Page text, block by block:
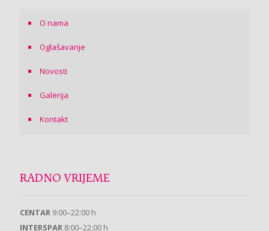
O nama
Oglašavanje
Novosti
Galerija
Kontakt
RADNO VRIJEME
CENTAR 9:00–22:00 h
INTERSPAR 8:00–22:00 h